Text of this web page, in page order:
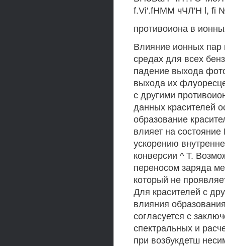
f.Vi'.fHMM чЧЛ'Н l, fi
противоиона в
Влияние ионных пар
средах для всех
падение выхода
выхода их
с другими
данных красителей
образование
влияет на
ускорению
конверсии ^ Т.
переносом заряда
который не
Для красителей с
влияния
согласуется с
спектральных и
при возбукдетш